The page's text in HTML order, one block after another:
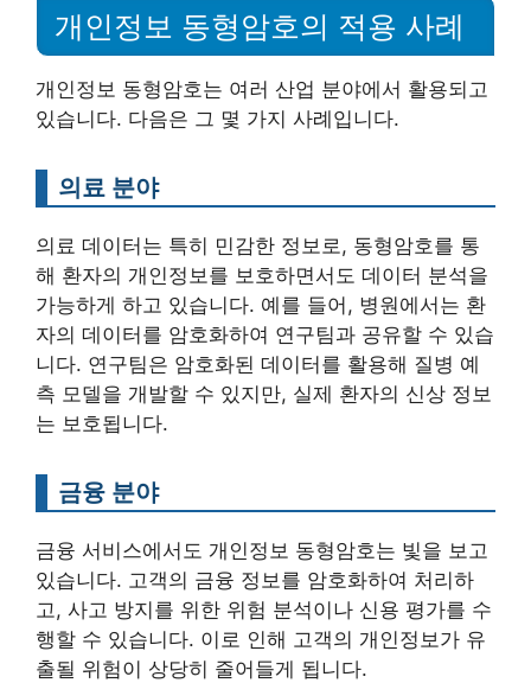
개인정보 동형암호의 적용 사례
개인정보 동형암호는 여러 산업 분야에서 활용되고
있습니다. 다음은 그 몇 가지 사례입니다.
의료 분야
의료 데이터는 특히 민감한 정보로, 동형암호를 통
해 환자의 개인정보를 보호하면서도 데이터 분석을
가능하게 하고 있습니다. 예를 들어, 병원에서는 환
자의 데이터를 암호화하여 연구팀과 공유할 수 있습
니다. 연구팀은 암호화된 데이터를 활용해 질병 예
측 모델을 개발할 수 있지만, 실제 환자의 신상 정보
는 보호됩니다.
금융 분야
금융 서비스에서도 개인정보 동형암호는 빛을 보고
있습니다. 고객의 금융 정보를 암호화하여 처리하
고, 사고 방지를 위한 위험 분석이나 신용 평가를 수
행할 수 있습니다. 이로 인해 고객의 개인정보가 유
출될 위험이 상당히 줄어들게 됩니다.